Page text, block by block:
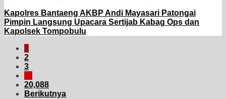
Kapolres Bantaeng AKBP Andi Mayasari Patongai
Pimpin Langsung Upacara Sertijab Kabag Ops dan
Kapolsek Tompobulu
1
2
3
…
20,088
Berikutnya